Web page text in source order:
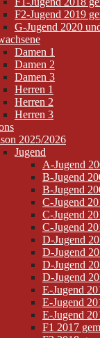
F2-Jugend 2019
G-Jugend 2020
Damen 1
Damen 2
Damen 3
Herren 1
Herren 2
Herren 3
2025/2026
Jugend
A-Jugend
B-Jugend
B-Jugend
C-Jugend
C-Jugend
C-Jugend
D-Jugend
D-Jugend
D-Jugend
D-Jugend
E-Jugend
E-Jugend
E-Jugend
F1 2017